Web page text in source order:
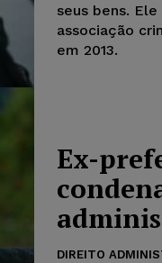
seus bens.
associação
em 2013.
Ex-
DIREITO